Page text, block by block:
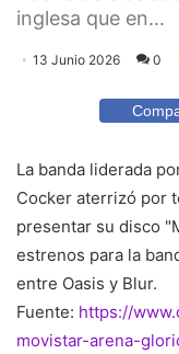
inglesa que en...
13 Junio 2026 0
La banda liderada
Cocker aterrizó por
presentar su disco
estrenos para la
entre Oasis y Blur.
Fuente: https://
movistar-arena-